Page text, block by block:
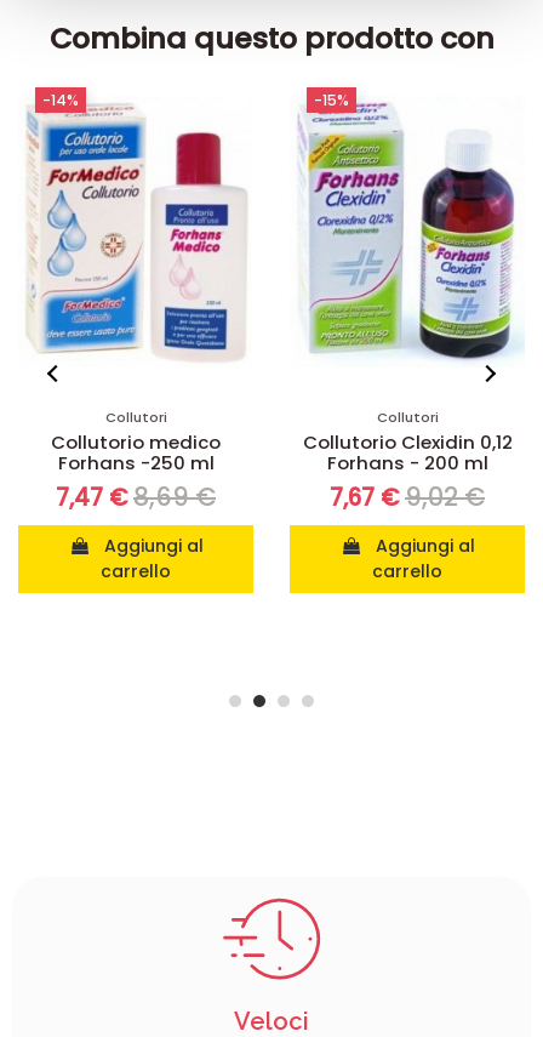
Combina questo prodotto con
Collutori
Collutorio medico
Forhans -250 ml
7,47 €8,69 €
carrello
-14%
Collutori
Collutorio Clexidin 0,12
Forhans - 200 ml
7,67 €9,02 €
carrello
-15%
Veloci